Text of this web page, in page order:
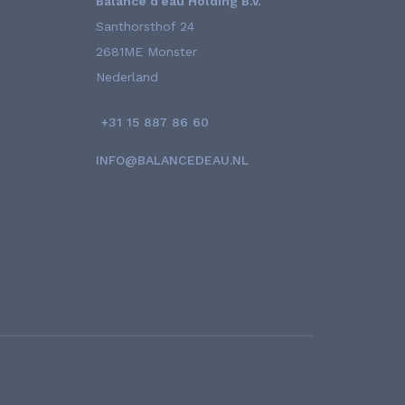
Santhorsthof 24
2681ME Monster
Nederland
+31 15 887 86 60
INFO@BALANCEDEAU.NL